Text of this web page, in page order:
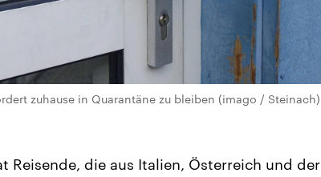
zuhause in Quarantäne zu bleiben (imago / Steinach)
Reisende, die aus Italien, Österreich und der